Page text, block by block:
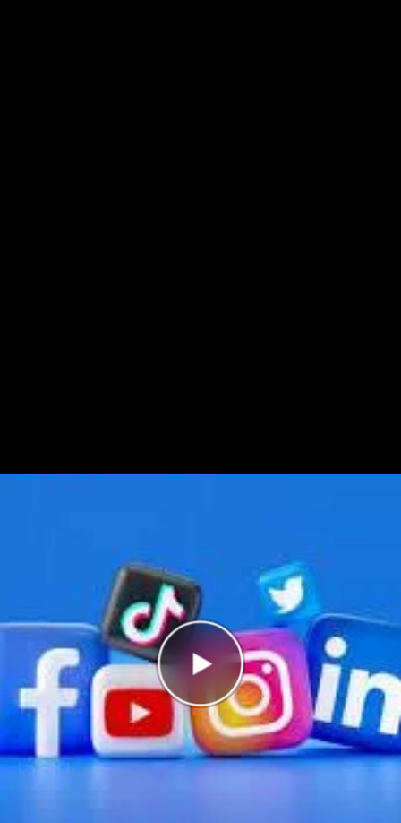
Antal rätt 0/5
Poäng 0
I highscorelistan hamnade du på plats6/6